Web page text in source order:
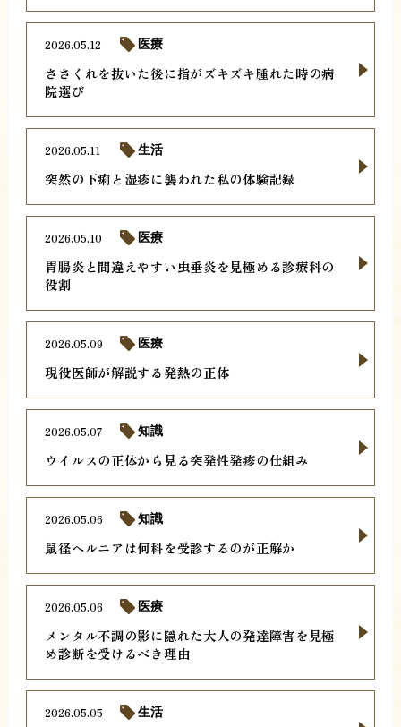
ささくれを抜いた後に指がズキズキ腫れた時の病
院選び
2026.05.12 医療
突然の下痢と湿疹に襲われた私の体験記録
2026.05.11 生活
胃腸炎と間違えやすい虫垂炎を見極める診療科の
役割
2026.05.10 医療
現役医師が解説する発熱の正体
2026.05.09 医療
ウイルスの正体から見る突発性発疹の仕組み
2026.05.07 知識
鼠径ヘルニアは何科を受診するのが正解か
2026.05.06 知識
メンタル不調の影に隠れた大人の発達障害を見極
め診断を受けるべき理由
2026.05.06 医療
2026.05.05 生活